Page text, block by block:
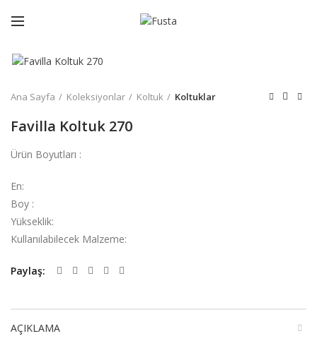
Ana Sayfa Koleksiyonlar Koltuk Koltuklar
Favilla Koltuk 270
Ürün Boyutları :
En:
Boy :
Yükseklik:
Kullanılabilecek Malzeme:
Paylaş
AÇIKLAMA